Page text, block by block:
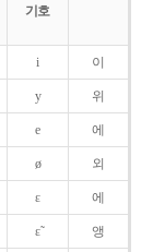
기호
i 이
y 위
e 에
ø 외
ɛ 에
ɛ̃ 앵